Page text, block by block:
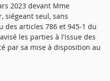
2023 devant Mme
siégeant seul, sans
des articles 786 et 945-1 du
les parties à l'issue des
par sa mise à disposition au